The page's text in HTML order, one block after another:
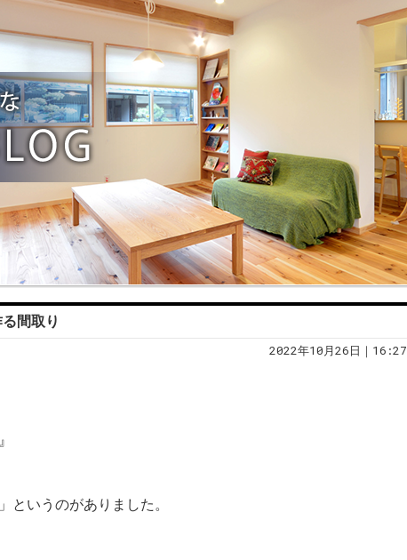
間取り
2022年10月26日｜16:27
というのがありました。